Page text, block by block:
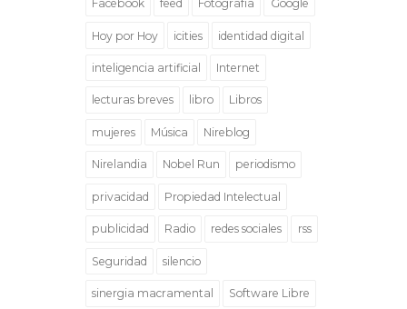
Facebook feed Fotografía Google
Hoy por Hoy icities identidad digital
inteligencia artificial Internet
lecturas breves libro Libros
mujeres Música Nireblog
Nirelandia Nobel Run periodismo
privacidad Propiedad Intelectual
publicidad Radio redes sociales rss
Seguridad silencio
sinergia macramental Software Libre